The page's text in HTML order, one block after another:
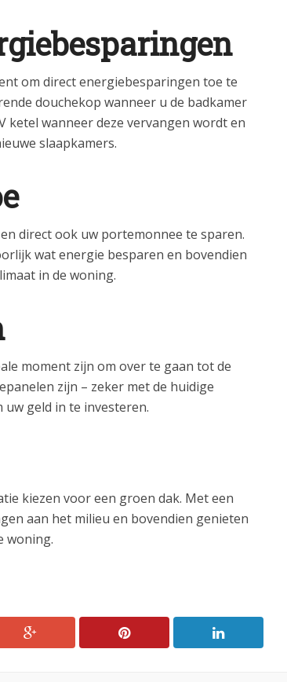
om direct energiebesparingen toe te
douchekop wanneer u de badkamer
ketel wanneer deze vervangen wordt en
slaapkamers.
direct ook uw portemonnee te sparen.
wat energie besparen en bovendien
in de woning.
moment zijn om over te gaan tot de
zijn – zeker met de huidige
geld in te investeren.
kiezen voor een groen dak. Met een
aan het milieu en bovendien genieten
woning.